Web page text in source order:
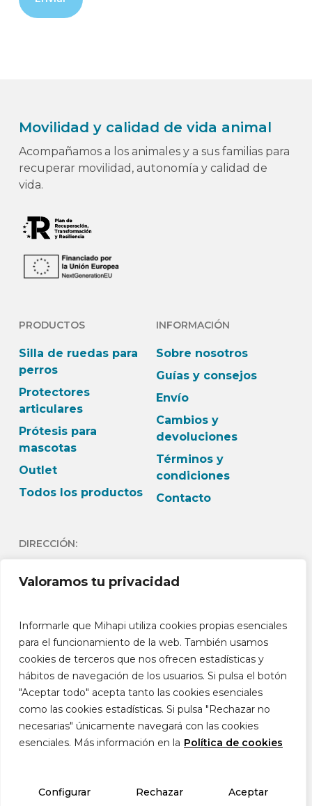
Valoramos tu privacidad
Informarle que Mihapi utiliza cookies propias esenciales
para el funcionamiento de la web. También usamos
cookies de terceros que nos ofrecen estadísticas y
hábitos de navegación de los usuarios. Si pulsa el botón
"Aceptar todo" acepta tanto las cookies esenciales
como las cookies estadísticas. Si pulsa "Rechazar no
necesarias" únicamente navegará con las cookies
esenciales. Más información en la Política de cookies
Configurar Rechazar Aceptar
Movilidad y calidad de vida animal
Acompañamos a los animales y a sus familias para
recuperar movilidad, autonomía y calidad de
vida.
PRODUCTOS
Silla de ruedas para
perros
Protectores
articulares
Prótesis para
mascotas
Outlet
Todos los productos
INFORMACIÓN
Sobre nosotros
Guías y consejos
Envío
Cambios y
devoluciones
Términos y
condiciones
Contacto
DIRECCIÓN:
Dch 03730- Jávea -
L-J: 9h-13:30h L-J: 15h –
18:30h V: 9h-14h